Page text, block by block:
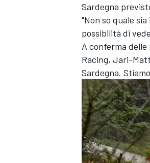
Sardegna
"Non so quale
possibilità di
A conferma
Racing, Jari-
Sardegna.